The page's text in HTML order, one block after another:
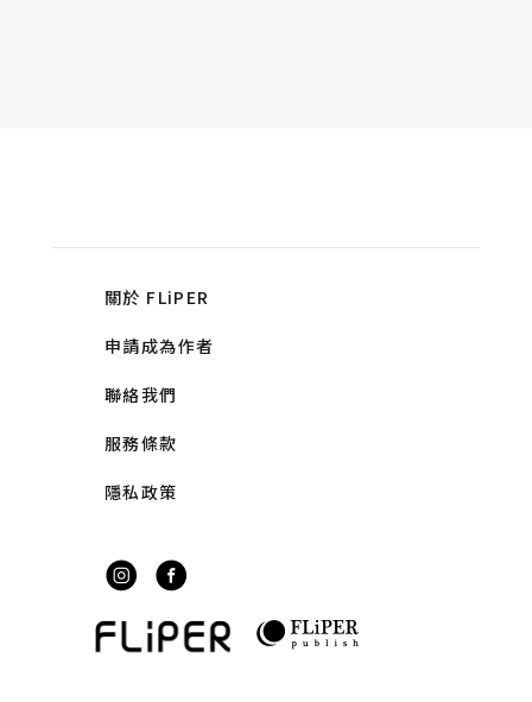
關於 FLiPER
申請成為作者
聯絡我們
服務條款
隱私政策